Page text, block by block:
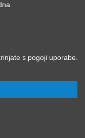
s pogoji uporabe.